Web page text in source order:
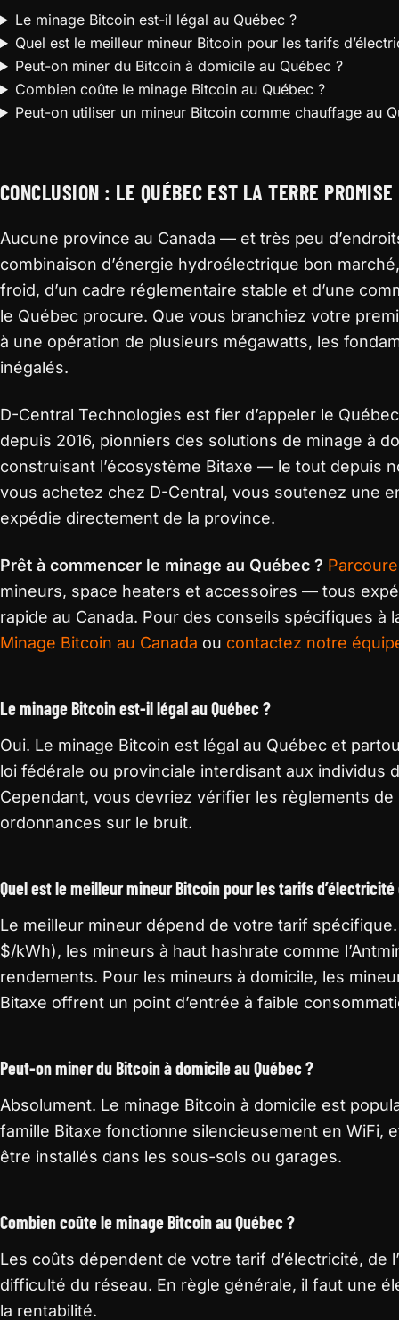
Le minage Bitcoin est-il légal au Québec ?
Quel est le meilleur mineur Bitcoin pour les tarifs
Peut-on miner du Bitcoin à domicile au Québec ?
Combien coûte le minage Bitcoin au Québec ?
Peut-on utiliser un mineur Bitcoin comme chauffage au
CONCLUSION : LE QUÉBEC EST LA TERRE
Aucune province au Canada — et très peu
combinaison d’énergie hydroélectrique bon
froid, d’un cadre réglementaire stable et d’une
le Québec procure. Que vous branchiez votre
à une opération de plusieurs mégawatts, les
inégalés.
D-Central Technologies est fier d’appeler le
depuis 2016, pionniers des solutions de minage à
construisant l’écosystème Bitaxe — le tout depuis
vous achetez chez D-Central, vous soutenez une
expédie directement de la province.
Prêt à commencer le minage au Québec ?
mineurs, space heaters et accessoires — tous
rapide au Canada. Pour des conseils spécifiques
Minage Bitcoin au Canada ou contactez notre
Le minage Bitcoin est-il légal au Québec ?
Oui. Le minage Bitcoin est légal au Québec et
loi fédérale ou provinciale interdisant aux individus
Cependant, vous devriez vérifier les règlements
ordonnances sur le bruit.
Quel est le meilleur mineur Bitcoin pour les tarifs d’électricité
Le meilleur mineur dépend de votre tarif
$/kWh), les mineurs à haut hashrate comme
rendements. Pour les mineurs à domicile, les
Bitaxe offrent un point d’entrée à faible
Peut-on miner du Bitcoin à domicile au Québec ?
Absolument. Le minage Bitcoin à domicile est
famille Bitaxe fonctionne silencieusement en WiFi,
être installés dans les sous-sols ou garages.
Combien coûte le minage Bitcoin au Québec ?
Les coûts dépendent de votre tarif d’électricité, de
difficulté du réseau. En règle générale, il faut une
la rentabilité.